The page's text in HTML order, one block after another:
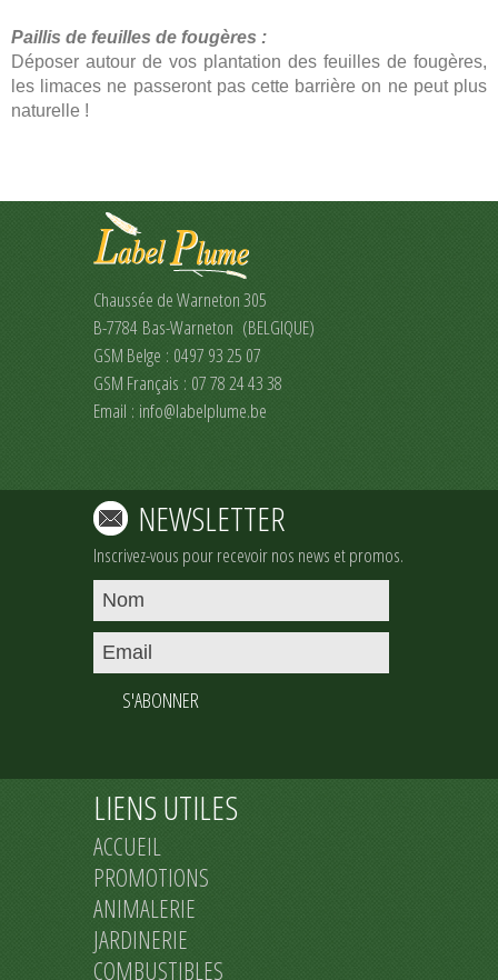
Paillis de feuilles de fougères :
Déposer autour de vos plantation des feuilles de fougères,
les limaces ne passeront pas cette barrière on ne peut plus
naturelle !
Chaussée de Warneton 305
B-7784 Bas-Warneton (BELGIQUE)
GSM Belge : 0497 93 25 07
GSM Français : 07 78 24 43 38
Email : info@labelplume.be
NEWSLETTER
Inscrivez-vous pour recevoir nos news et promos.
S'ABONNER
LIENS UTILES
ACCUEIL
PROMOTIONS
ANIMALERIE
JARDINERIE
COMBUSTIBLES